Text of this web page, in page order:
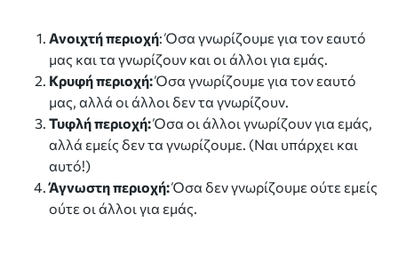
Ανοιχτή περιοχή: Όσα γνωρίζουμε για τον εαυτό
μας και τα γνωρίζουν και οι άλλοι για εμάς.
Κρυφή περιοχή:Όσα γνωρίζουμε για τον εαυτό
μας, αλλά οι άλλοι δεν τα γνωρίζουν.
Τυφλή περιοχή:Όσα οι άλλοι γνωρίζουν για εμάς,
αλλά εμείς δεν τα γνωρίζουμε. (Ναι υπάρχει και
αυτό!)
Άγνωστη περιοχή:Όσα δεν γνωρίζουμε ούτε εμείς
ούτε οι άλλοι για εμάς.